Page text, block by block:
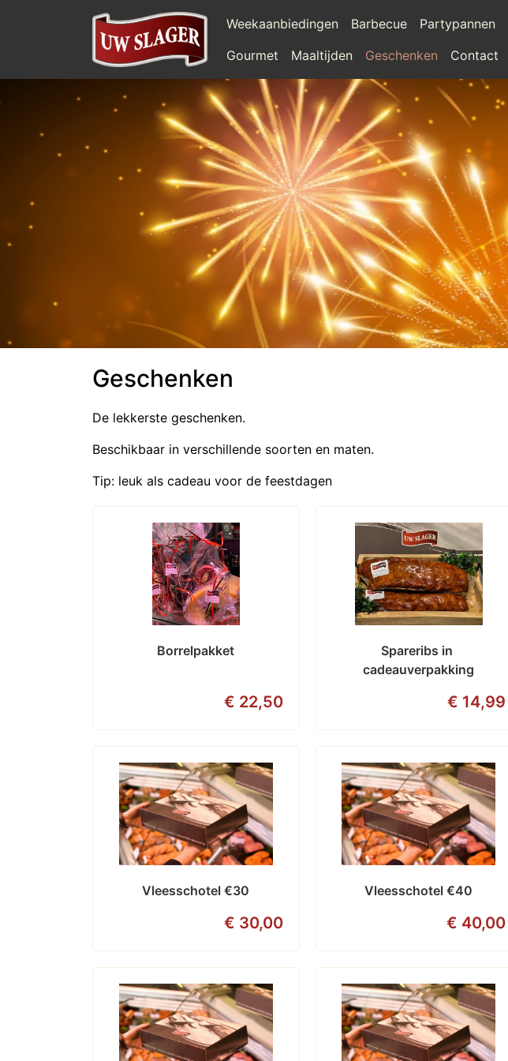
Weekaanbiedingen Barbecue Partypannen
Gourmet
Maaltijden Geschenken Contact
Geschenken
De lekkerste geschenken.
Beschikbaar in verschillende soorten en maten.
Tip: leuk als cadeau voor de feestdagen
Borrelpakket
€ 22,50
Spareribs in
cadeauverpakking
€ 14,99
Vleesschotel €30
€ 30,00
Vleesschotel €40
€ 40,00